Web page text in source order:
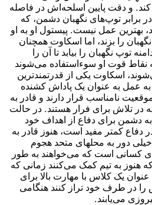
و دقت پایین اسلحه‌اش در فاصله
برابر توپ‌های نگهبان دشمن، که
بهترین عمل نیست. پیستول او به او
را بزند، اما اسکاوت همچنان
توپ نگهبان را بیابد تا آن را
نقاط قوت او سوءاستفاده می‌شوند
اسکاوت یکی از قدرتمندترین
عمل به عنوان یک پاداش کشنده
نامناسب قرار دارند و قادر به
تلاش برای فرار هستند. در حالت
دشمن برای دفاع از اهداف خود
کمتر مفید است، هنوز قادر به
دور به محلهای متحد هجوم
کسانی است که می‌خواهند به طور
هنوز به تیم کمک می‌کنند زمانی که
یک کلاس با مهارت بالا برای
در طرف خود تراز کنند هنگامی
می‌یابند.